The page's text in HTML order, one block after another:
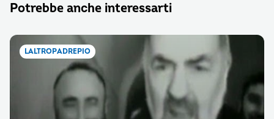
Potrebbe anche interessarti
LALTROPADREPIO